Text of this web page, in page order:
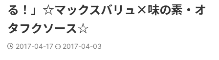
る！」☆マックスバリュ×味の素・オ
タフクソース☆
2017-04-17 2017-04-03